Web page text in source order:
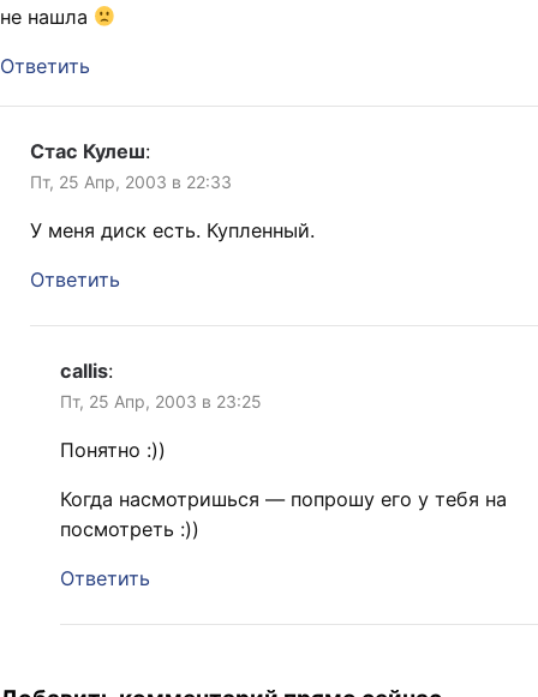
не нашла
Ответить
Стас Кулеш:
Пт, 25 Апр, 2003 в 22:33
У меня диск есть. Купленный.
Ответить
callis:
Пт, 25 Апр, 2003 в 23:25
Понятно :))
Когда насмотришься — попрошу его у тебя на
посмотреть :))
Ответить